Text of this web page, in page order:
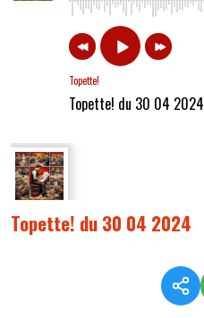
Topette!
Topette! du 30 04 2024
Topette! du 30 04 2024